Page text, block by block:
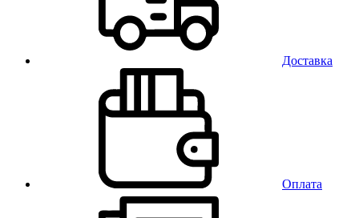
Доставка
Оплата